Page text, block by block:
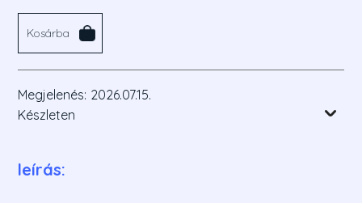
Kosárba
Megjelenés: 2026.07.15.
Készleten
leírás: